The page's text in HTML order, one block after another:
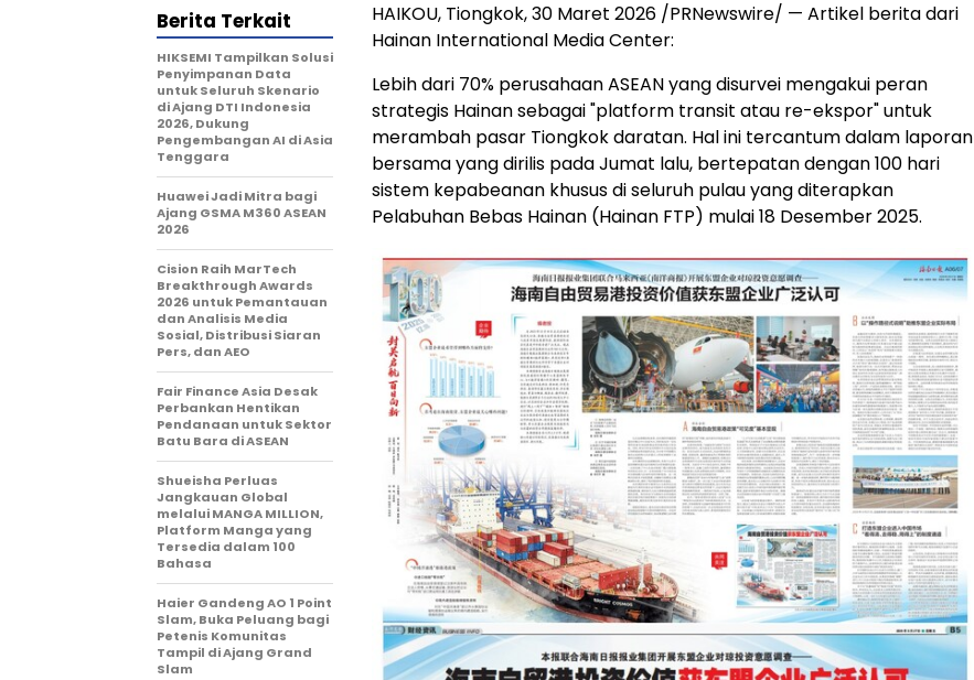
HAIKOU, Tiongkok,30 Maret 2026 /PRNewswire/ — Artikel berita dari
Hainan International Media Center:
Lebih dari 70% perusahaan ASEAN yang disurvei mengakui peran
strategis Hainan sebagai "platform transit atau re-ekspor" untuk
merambah pasar Tiongkok daratan. Hal ini tercantum dalam laporan
bersama yang dirilis pada Jumat lalu, bertepatan dengan 100 hari
sistem kepabeanan khusus di seluruh pulau yang diterapkan
Pelabuhan Bebas Hainan (Hainan FTP) mulai 18 Desember 2025.
Berita Terkait
HIKSEMI Tampilkan Solusi
Penyimpanan Data
untuk Seluruh Skenario
di Ajang DTI Indonesia
2026, Dukung
Pengembangan AI di Asia
Tenggara
Huawei Jadi Mitra bagi
Ajang GSMA M360 ASEAN
2026
Cision Raih MarTech
Breakthrough Awards
2026 untuk Pemantauan
dan Analisis Media
Sosial, Distribusi Siaran
Pers, dan AEO
Fair Finance Asia Desak
Perbankan Hentikan
Pendanaan untuk Sektor
Batu Bara di ASEAN
Shueisha Perluas
Jangkauan Global
melalui MANGA MILLION,
Platform Manga yang
Tersedia dalam 100
Bahasa
Haier Gandeng AO 1 Point
Slam, Buka Peluang bagi
Petenis Komunitas
Tampil di Ajang Grand
Slam